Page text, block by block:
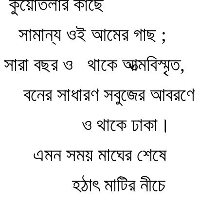
সামান্য ওই আমের গাছ ;
সারা বছর ও থাকে আত্মবিস্মৃত,
বনের সাধারণ সবুজের আবরণে
ও থাকে ঢাকা।
এমন সময় মাঘের শেষে
হঠাৎ মাটির নীচে